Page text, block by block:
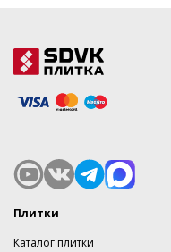
Плитки
Каталог плитки